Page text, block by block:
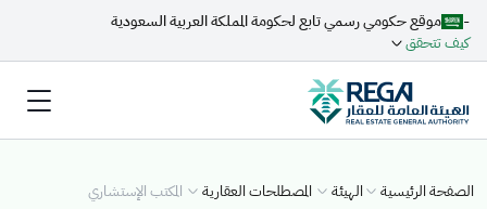
-
موقع حكومي رسمي تابع لحكومة المملكة العربية السعودية
كيف تتحقق
الصفحة الرئيسية الهيئة المصطلحات العقارية المكتب الإستشاري